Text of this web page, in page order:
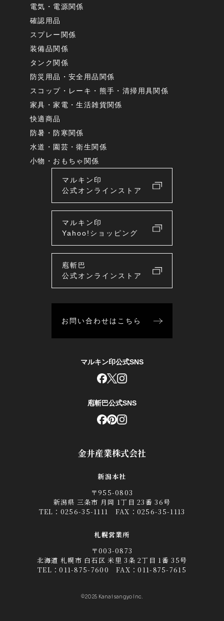
金井産業株式会社
新潟本社
〒955-0803
新潟県 三条市 月岡 1丁目 23番 36号
TEL： 0256-35-1111 FAX：0256-35-1113
札幌営業所
〒003-0873
北海道 札幌市 白石区 米里 3条 2丁目 1番 35号
TEL：011-875-7600 FAX：011-875-7615
©2025 Kanai sangyo Inc.
電気・電源関係
確認用品
スプレー関係
装備品関係
タンク関係
防災用品・安全用品関係
スコップ・レーキ・熊手・清掃用具関係
家具・家電・生活雑貨関係
快適商品
防暑・防寒関係
水道・園芸・衛生関係
小物・おもちゃ関係
マルキン印
公式オンラインストア
マルキン印
Yahoo!ショッピング
庖斬巴
公式オンラインストア
お問い合わせはこちら
マルキン印公式SNS
庖斬巴公式SNS